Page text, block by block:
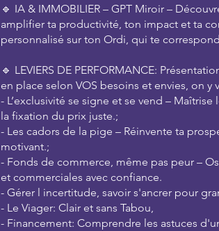
🔹 IA & IMMOBILIER – GPT Miroir –
amplifier ta productivité, ton impact et ta
personnalisé sur ton Ordi, qui te
🔹 LEVIERS DE PERFORMANCE:
en place selon VOS besoins et envies, on y
- L’exclusivité se signe et se vend –
la fixation du prix juste.;
- Les cadors de la pige – Réinvente ta
motivant.;
- Fonds de commerce, même pas peur –
et commerciales avec confiance.
- Gérer l incertitude, savoir s'ancrer pour
- Le Viager: Clair et sans Tabou,
- Financement: Comprendre les astuces